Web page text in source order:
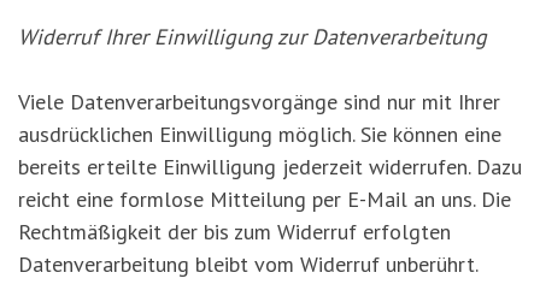
Widerruf Ihrer Einwilligung zur Datenverarbeitung
Viele Datenverarbeitungsvorgänge sind nur mit Ihrer
ausdrücklichen Einwilligung möglich. Sie können eine
bereits erteilte Einwilligung jederzeit widerrufen. Dazu
reicht eine formlose Mitteilung per E-Mail an uns. Die
Rechtmäßigkeit der bis zum Widerruf erfolgten
Datenverarbeitung bleibt vom Widerruf unberührt.